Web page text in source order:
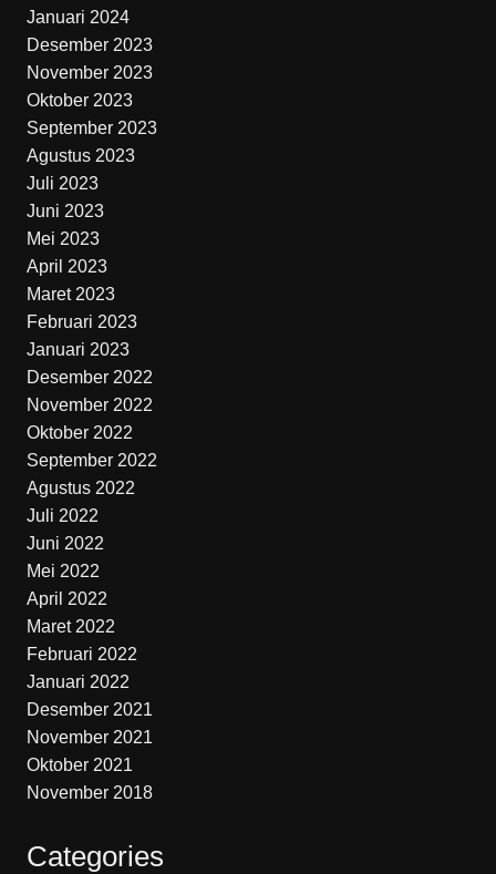
Januari 2024
Desember 2023
November 2023
Oktober 2023
September 2023
Agustus 2023
Juli 2023
Juni 2023
Mei 2023
April 2023
Maret 2023
Februari 2023
Januari 2023
Desember 2022
November 2022
Oktober 2022
September 2022
Agustus 2022
Juli 2022
Juni 2022
Mei 2022
April 2022
Maret 2022
Februari 2022
Januari 2022
Desember 2021
November 2021
Oktober 2021
November 2018
Categories